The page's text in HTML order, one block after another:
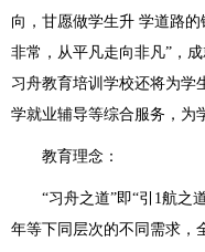
向，甘愿做学生升 学道路
非常，从平凡走向非凡”，
习舟教育培训学校还将为学
学就业辅导等综合服务，为
教育理念：
“习舟之道”即“引1航之道
年等下同层次的不同需求，